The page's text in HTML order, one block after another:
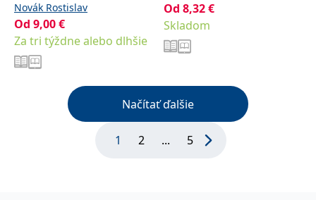
Novák Rostislav
Od 9,00€
Za tri týždne alebo dlhšie
Od 8,32€
Skladom
Načítať ďalšie
1 2 ... 5